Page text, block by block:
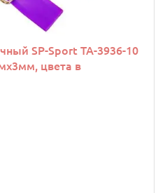
SP-Sport TA-3936-10
цвета в